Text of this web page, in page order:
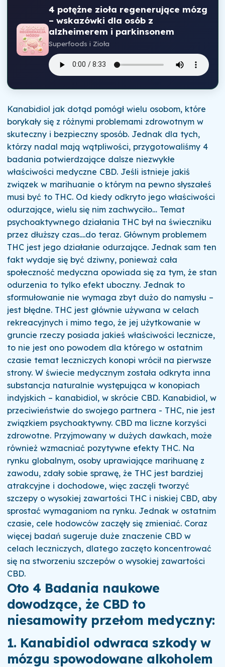
4 potężne zioła regenerujące mózg
– wskazówki dla osób z
alzheimerem i parkinsonem
Superfoods i Zioła
Kanabidiol jak dotąd pomógł wielu osobom, które
borykały się z różnymi problemami zdrowotnym w
skuteczny i bezpieczny sposób. Jednak dla tych,
którzy nadal mają wątpliwości, przygotowaliśmy 4
badania potwierdzające dalsze niezwykłe
właściwości medyczne CBD. Jeśli istnieje jakiś
związek w marihuanie o którym na pewno słyszałeś
musi być to THC. Od kiedy odkryto jego właściwości
odurzające, wielu się nim zachwyciło… Temat
psychoaktywnego działania THC był na świeczniku
przez dłuższy czas....do teraz. Głównym problemem
THC jest jego działanie odurzające. Jednak sam ten
fakt wydaje się być dziwny, ponieważ cała
społeczność medyczna opowiada się za tym, że stan
odurzenia to tylko efekt uboczny. Jednak to
sformułowanie nie wymaga zbyt dużo do namysłu –
jest błędne. THC jest głównie używana w celach
rekreacyjnych i mimo tego, że jej użytkowanie w
gruncie rzeczy posiada jakieś właściwości lecznicze,
to nie jest ono powodem dla którego w ostatnim
czasie temat leczniczych konopi wrócił na pierwsze
strony. W świecie medycznym została odkryta inna
substancja naturalnie występująca w konopiach
indyjskich – kanabidiol, w skrócie CBD. Kanabidiol, w
przeciwieństwie do swojego partnera - THC, nie jest
związkiem psychoaktywny. CBD ma liczne korzyści
zdrowotne. Przyjmowany w dużych dawkach, może
również wzmacniać pozytywne efekty THC. Na
rynku globalnym, osoby uprawiające marihuanę z
zawodu, zdały sobie sprawę, że THC jest bardziej
atrakcyjne i dochodowe, więc zaczęli tworzyć
szczepy o wysokiej zawartości THC i niskiej CBD, aby
sprostać wymaganiom na rynku. Jednak w ostatnim
czasie, cele hodowców zaczęły się zmieniać. Coraz
więcej badań sugeruje duże znaczenie CBD w
celach leczniczych, dlatego zaczęto koncentrować
się na stworzeniu szczepów o wysokiej zawartości
CBD.
Oto 4 Badania naukowe
dowodzące, że CBD to
niesamowity przełom medyczny:
1. Kanabidiol odwraca szkody w
mózgu spowodowane alkoholem